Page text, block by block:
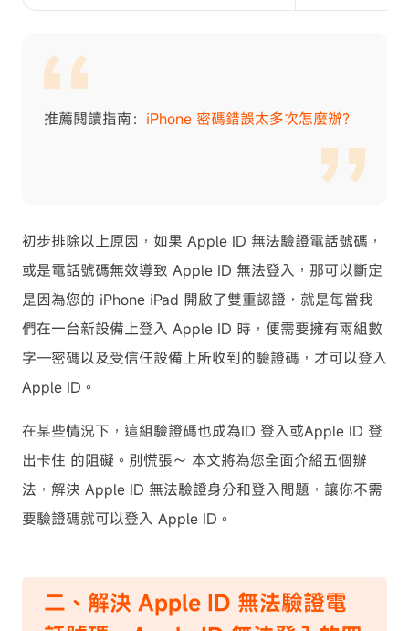
推薦閱讀指南： iPhone 密碼錯誤太多次怎麼辦？
初步排除以上原因，如果 Apple ID 無法驗證電話號碼，
或是電話號碼無效導致 Apple ID 無法登入，那可以斷定
是因為您的 iPhone iPad 開啟了雙重認證，就是每當我
們在一台新設備上登入 Apple ID 時，便需要擁有兩組數
字—密碼以及受信任設備上所收到的驗證碼，才可以登入
Apple ID。
在某些情況下，這組驗證碼也成為ID 登入或Apple ID 登
出卡住 的阻礙。別慌張～ 本文將為您全面介紹五個辦
法，解決 Apple ID 無法驗證身分和登入問題，讓你不需
要驗證碼就可以登入 Apple ID。
二、解決 Apple ID 無法驗證電